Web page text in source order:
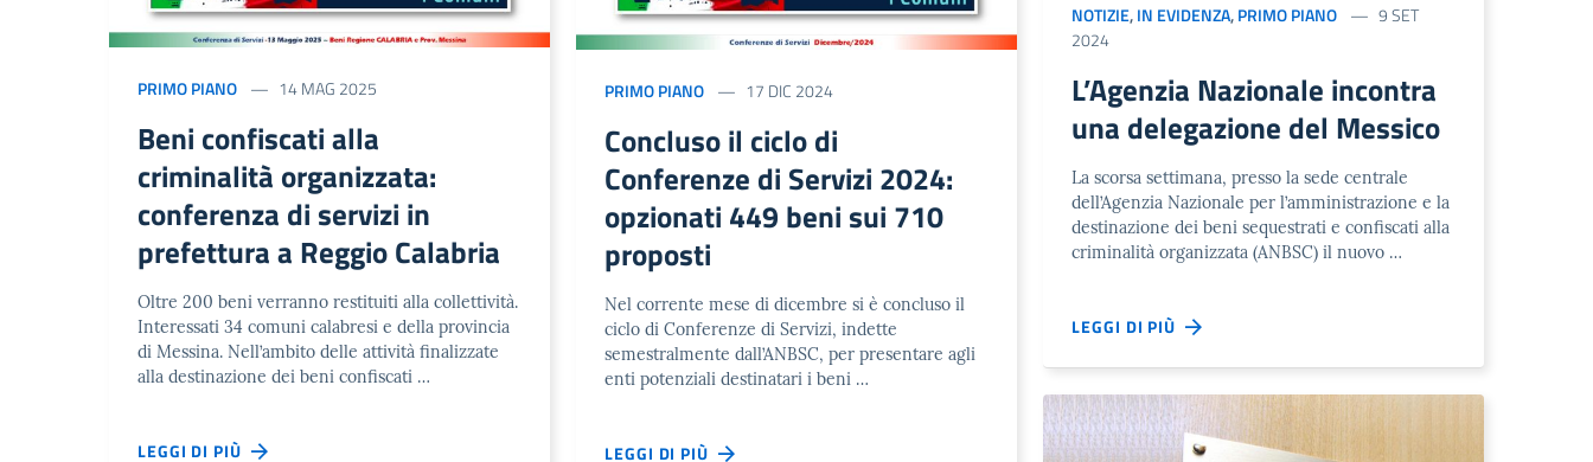
PRIMO PIANO 14 MAG 2025
Beni confiscati alla
criminalità organizzata:
conferenza di servizi in
prefettura a Reggio Calabria
Oltre 200 beni verranno restituiti alla collettività.
Interessati 34 comuni calabresi e della provincia
di Messina. Nell’ambito delle attività finalizzate
alla destinazione dei beni confiscati …
LEGGI DI PIÙ
PRIMO PIANO 17 DIC 2024
Concluso il ciclo di
Conferenze di Servizi 2024:
opzionati 449 beni sui 710
proposti
Nel corrente mese di dicembre si è concluso il
ciclo di Conferenze di Servizi, indette
semestralmente dall’ANBSC, per presentare agli
enti potenziali destinatari i beni …
LEGGI DI PIÙ
NOTIZIE,IN EVIDENZA,PRIMO PIANO
9 SET
2024
L’Agenzia Nazionale incontra
una delegazione del Messico
La scorsa settimana, presso la sede centrale
dell’Agenzia Nazionale per l’amministrazione e la
destinazione dei beni sequestrati e confiscati alla
criminalità organizzata (ANBSC) il nuovo …
LEGGI DI PIÙ